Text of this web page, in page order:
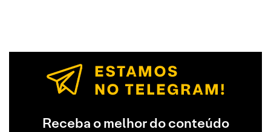
Receba o melhor do conteúdo